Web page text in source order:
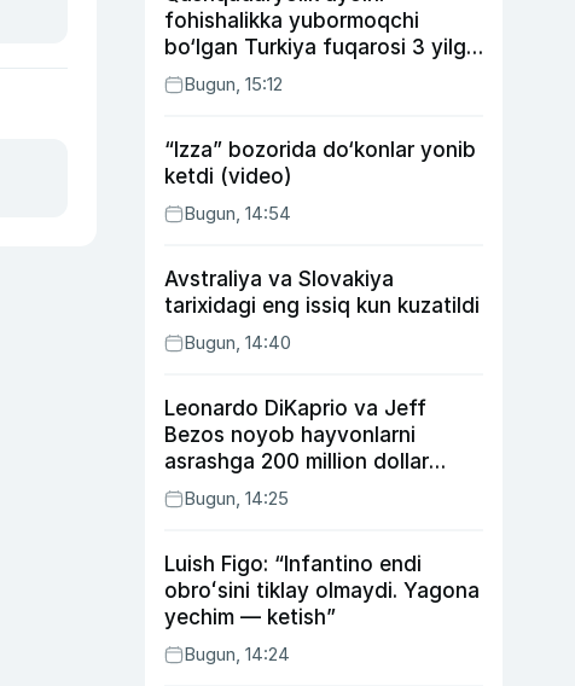
fohishalikka yubormoqchi
bo‘lgan Turkiya fuqarosi 3 yilga
qamaldi
Bugun, 15:12
“Izza” bozorida do‘konlar yonib
ketdi (video)
Bugun, 14:54
Avstraliya va Slovakiya
tarixidagi eng issiq kun kuzatildi
Bugun, 14:40
Leonardo DiKaprio va Jeff
Bezos noyob hayvonlarni
asrashga 200 million dollar
ajratdi
Bugun, 14:25
Luish Figo: “Infantino endi
obroʻsini tiklay olmaydi. Yagona
yechim — ketish”
Bugun, 14:24